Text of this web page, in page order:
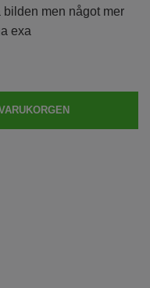
men något mer
exa